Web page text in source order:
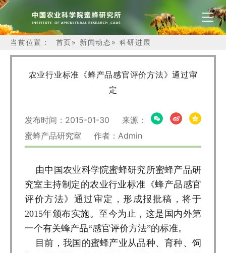
当前位置： 首页» 新闻动态» 科研进展
农业行业标准《蜂产品感官评价方法》通过审
定
发布时间：2015-01-30 来源：
蜜蜂产品研究室 作者：Admin
由中国农业科学院蜜蜂研究所蜜蜂产品研
究室主持制定的农业行业标准《蜂产品感官
评价方法》通过审定，形成报批稿，将于
2015年颁布实施。至今为止，这是国内外第
一个有关蜂产品“感官评价方法”的标准。
目前，我国的蜜蜂产业从品种、育种、饲